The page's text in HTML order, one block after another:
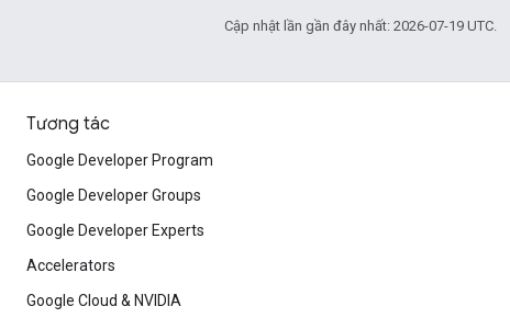
Cập nhật lần gần đây nhất: 2026-07-19 UTC.
Tương tác
Google Developer Program
Google Developer Groups
Google Developer Experts
Accelerators
Google Cloud & NVIDIA